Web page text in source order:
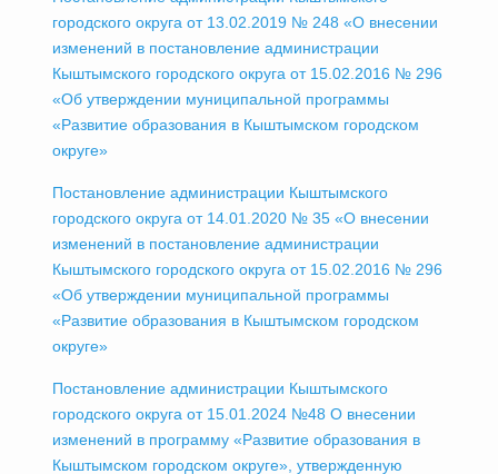
городского округа от 13.02.2019 № 248 «О внесении
изменений в постановление администрации
Кыштымского городского округа от 15.02.2016 № 296
«Об утверждении муниципальной программы
«Развитие образования в Кыштымском городском
округе»
Постановление администрации Кыштымского
городского округа от 14.01.2020 № 35 «О внесении
изменений в постановление администрации
Кыштымского городского округа от 15.02.2016 № 296
«Об утверждении муниципальной программы
«Развитие образования в Кыштымском городском
округе»
Постановление администрации Кыштымского
городского округа от 15.01.2024 №48 О внесении
изменений в программу «Развитие образования в
Кыштымском городском округе», утвержденную